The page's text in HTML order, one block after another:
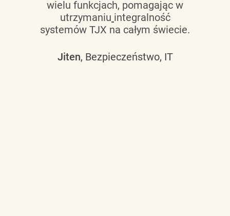
wielu funkcjach, pomagając w
utrzymaniu integralność
systemów TJX na całym świecie.
Jiten, Bezpieczeństwo, IT